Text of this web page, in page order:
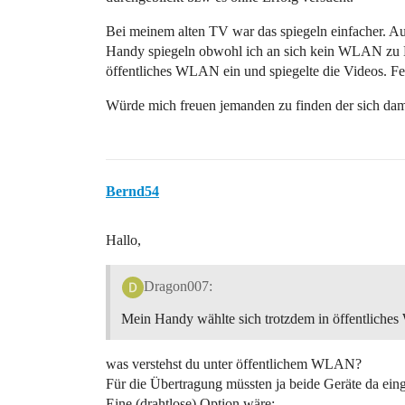
Bei meinem alten TV war das spiegeln einfacher.
Handy spiegeln obwohl ich an sich kein WLAN zu
öffentliches WLAN ein und spiegelte die Videos.
Würde mich freuen jemanden zu finden der sich
Bernd54
Hallo,
Dragon007:
Mein Handy wählte sich trotzdem in
was verstehst du unter öffentlichem WLAN?
Für die Übertragung müssten ja beide Geräte da